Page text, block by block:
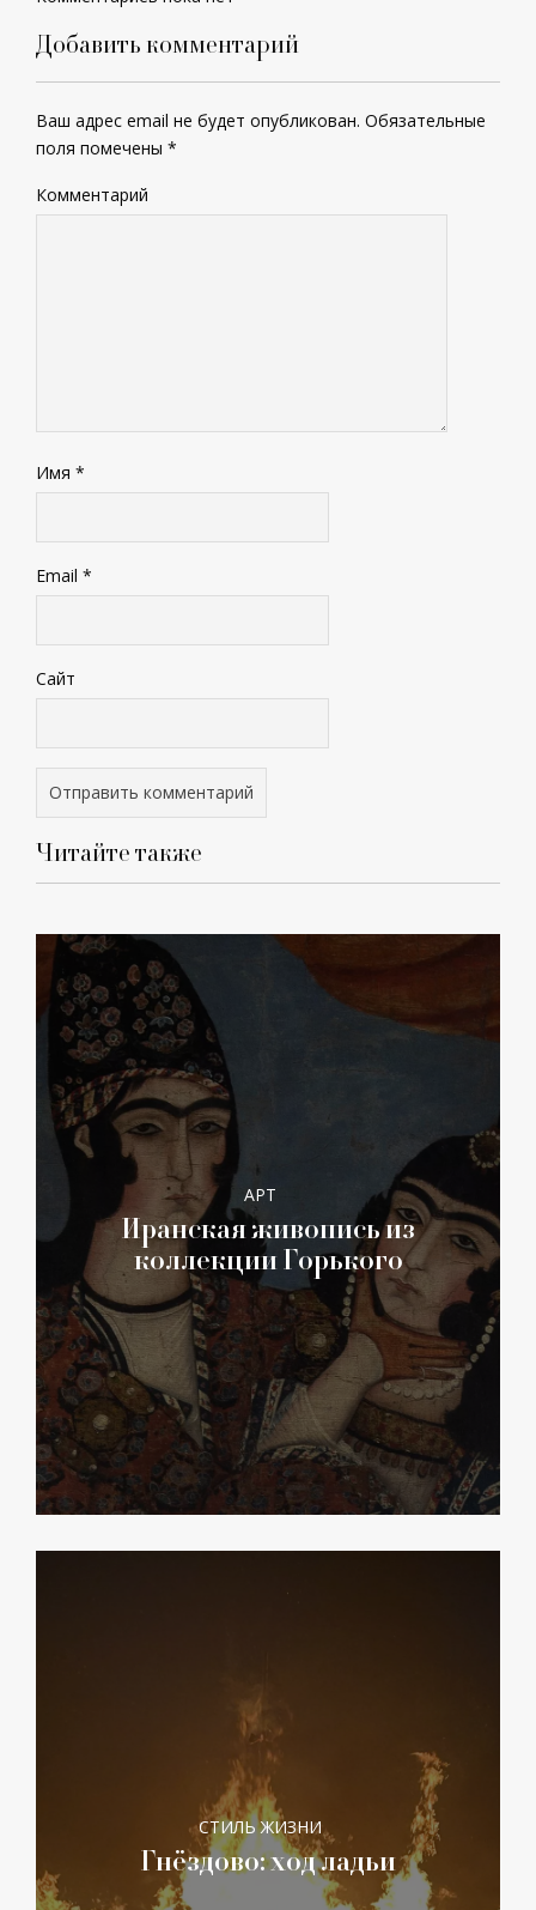
Добавить комментарий
Ваш адрес email не будет опубликован. Обязательные
поля помечены *
Комментарий
Имя *
Email *
Сайт
Читайте также
АРТ
Иранская живопись из
коллекции Горького
СТИЛЬ ЖИЗНИ
Гнёздово: ход ладьи